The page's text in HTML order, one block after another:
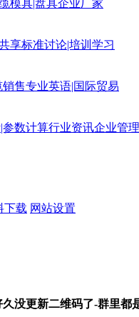
模具|盘具企业厂家
享标准讨论|培训学习
销售专业英语|国际贸易
参数计算行业资讯企业管
下载 网站设置
没更新二维码了-群里都